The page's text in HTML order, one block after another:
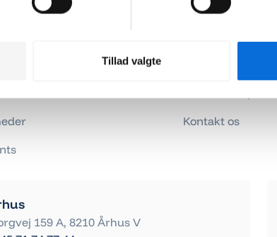
Tillad valgte
API-
Kontakt os
159 A, 8210 Århus V